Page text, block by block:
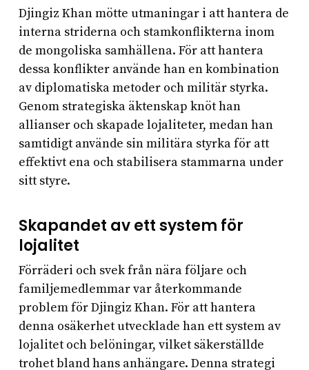
Djingiz Khan mötte utmaningar i att hantera de
interna striderna och stamkonflikterna inom
de mongoliska samhällena. För att hantera
dessa konflikter använde han en kombination
av diplomatiska metoder och militär styrka.
Genom strategiska äktenskap knöt han
allianser och skapade lojaliteter, medan han
samtidigt använde sin militära styrka för att
effektivt ena och stabilisera stammarna under
sitt styre.
Skapandet av ett system för
lojalitet
Förräderi och svek från nära följare och
familjemedlemmar var återkommande
problem för Djingiz Khan. För att hantera
denna osäkerhet utvecklade han ett system av
lojalitet och belöningar, vilket säkerställde
trohet bland hans anhängare. Denna strategi